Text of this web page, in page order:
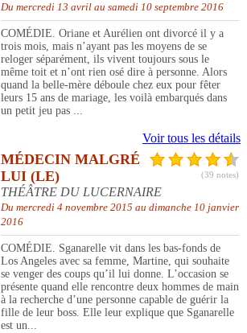
Du mercredi 13 avril au samedi 10 septembre 2016
COMÉDIE. Oriane et Aurélien ont divorcé il y a
trois mois, mais n’ayant pas les moyens de se
reloger séparément, ils vivent toujours sous le
même toit et n’ont rien osé dire à personne. Alors
quand la belle-mère déboule chez eux pour fêter
leurs 15 ans de mariage, les voilà embarqués dans
un petit jeu pas ...
Voir tous les détails
(39 notes)
MÉDECIN MALGRÉ
LUI (LE)
THÉÂTRE DU LUCERNAIRE
Du mercredi 4 novembre 2015 au dimanche 10 janvier
2016
COMÉDIE. Sganarelle vit dans les bas-fonds de
Los Angeles avec sa femme, Martine, qui souhaite
se venger des coups qu’il lui donne. L’occasion se
présente quand elle rencontre deux hommes de main
à la recherche d’une personne capable de guérir la
fille de leur boss. Elle leur explique que Sganarelle
est un...